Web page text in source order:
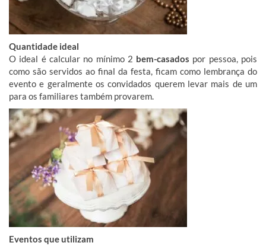
Quantidade ideal
O ideal é calcular no mínimo 2 bem-casados por pessoa, pois
como são servidos ao final da festa, ficam como lembrança do
evento e geralmente os convidados querem levar mais de um
para os familiares também provarem.
Eventos que utilizam